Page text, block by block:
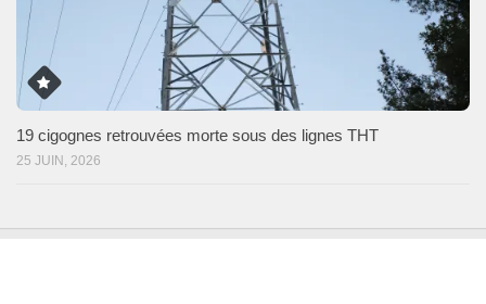
19 cigognes retrouvées morte sous des lignes THT
25 JUIN, 2026